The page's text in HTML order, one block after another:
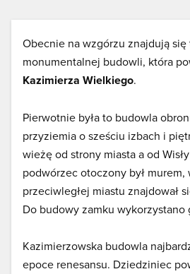
Obecnie na wzgórzu znajdują
monumentalnej budowli, która
Kazimierza Wielkiego.
Pierwotnie była to budowla
przyziemia o sześciu izbach i
wieżę od strony miasta a od
podwórzec otoczony był
przeciwległej miastu znajdował
Do budowy zamku wykorzystano
Kazimierzowska budowla
epoce renesansu. Dziedziniec